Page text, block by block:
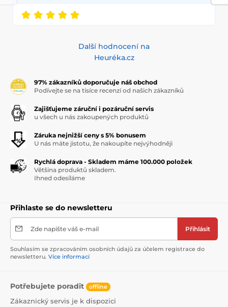
Další hodnocení na
Heuréka.cz
97% zákazníků doporučuje náš obchod
Podívejte se na tisíce recenzí od našich zákazníků
Zajišťujeme záruční i pozáruční servis
u všech u nás zakoupených produktů
Záruka nejnižší ceny s 5% bonusem
U nás máte jistotu, že nakoupíte nejvýhodněji
Rychlá doprava - Skladem máme 100.000 položek
Většina produktů skladem.
Ihned odesíláme
Přihlaste se do newsletteru
Zde napište váš e-mail Přihlásit
Souhlasím se zpracováním osobních údajů za účelem registrace do
newsletteru. Více informací
Potřebujete poradit offline
Zákaznický servis je k dispozici